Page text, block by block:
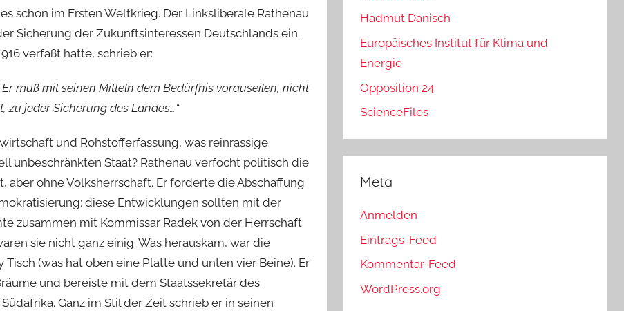
schon im Ersten Weltkrieg. Der Linksliberale Rathenau
Sicherung der Zukunftsinteressen Deutschlands ein.
verfaßt hatte, schrieb er:
muß mit seinen Mitteln dem Bedürfnis vorauseilen, nicht
zu jeder Sicherung des Landes…“
und Rohstofferfassung, was reinrassige
unbeschränkten Staat? Rathenau verfocht politisch die
ohne Volksherrschaft. Er forderte die Abschaffung
diese Entwicklungen sollten mit der
zusammen mit Kommissar Radek von der Herrschaft
sie nicht ganz einig. Was herauskam, war die
(was hat oben eine Platte und unten vier Beine). Er
und bereiste mit dem Staatssekretär des
Ganz im Stil der Zeit schrieb er in seinen
Hadmut Danisch
Europäisches Institut für Klima und
Energie
Opposition 24
ScienceFiles
Meta
Anmelden
Eintrags-Feed
Kommentar-Feed
WordPress.org